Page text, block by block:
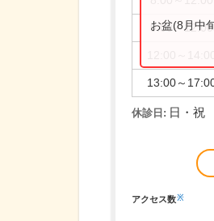
9:00～12:00
13:00～
お盆(8月中
休診日: 日・祝
アクセス数※